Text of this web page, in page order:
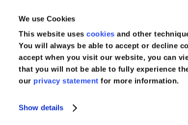
We use Cookies
This website usescookiesand other
You will always be able to accept or decline
accept when you visit our website, you can
that you will not be able to fully experience
our privacy statement for more information.
Show details
+31 26 3127 200
Klantenservice
Medline
Corporate
Licenties